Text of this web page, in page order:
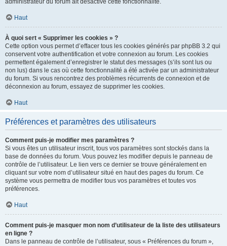
administrateur du forum ait désactivé cette fonctionnalité.
Haut
À quoi sert « Supprimer les cookies » ?
Cette option vous permet d’effacer tous les cookies générés par phpBB 3.2 qui
conservent votre authentification et votre connexion au forum. Les cookies
permettent également d’enregistrer le statut des messages (s’ils sont lus ou
non lus) dans le cas où cette fonctionnalité a été activée par un administrateur
du forum. Si vous rencontrez des problèmes récurrents de connexion et de
déconnexion au forum, essayez de supprimer les cookies.
Haut
Préférences et paramètres des utilisateurs
Comment puis-je modifier mes paramètres ?
Si vous êtes un utilisateur inscrit, tous vos paramètres sont stockés dans la
base de données du forum. Vous pouvez les modifier depuis le panneau de
contrôle de l’utilisateur. Le lien vers ce dernier se trouve généralement en
cliquant sur votre nom d’utilisateur situé en haut des pages du forum. Ce
système vous permettra de modifier tous vos paramètres et toutes vos
préférences.
Haut
Comment puis-je masquer mon nom d’utilisateur de la liste des utilisateurs
en ligne ?
Dans le panneau de contrôle de l’utilisateur, sous « Préférences du forum »,